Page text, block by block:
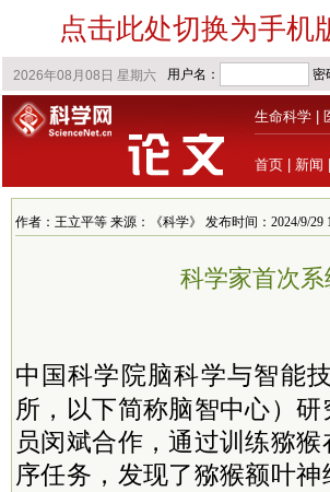
点击此处切换为手机
生命科学
首页 新闻
作者：王立平等 来源：《科学》 发布时间：2024/9/29
科学家首次
中国科学院脑科学与智能
所，以下简称脑智中心）
员闵斌合作，通过训练猕
序任务，发现了猕猴额叶